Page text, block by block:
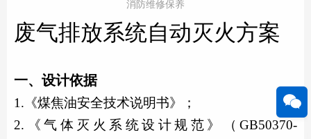
消防维修保养
废气排放系统自动灭火方案
一、设计依据
1.《煤焦油安全技术说明书》；
2.《 气体灭火系统设计规范》（GB50370-